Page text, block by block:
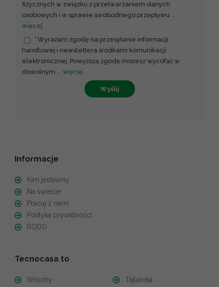
fizycznych w związku z przetwarzaniem danych
osobowych i w sprawie swobodnego przepływu ...
więcej
* Wyrażam zgodę na przesyłanie informacji
handlowej i newslettera środkami komunikacji
elektronicznej. Powyższą zgodę możesz wycofać w
dowolnym ... więcej
Wyślij
Informacje
Kim jesteśmy
Na świecie
Pracuj z nami
Polityka prywatności
RODO
Tecnocasa to
Włochy
Tajlandia